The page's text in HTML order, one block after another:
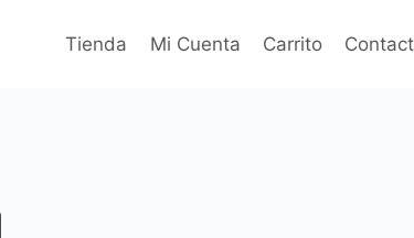
Tienda Mi Cuenta Carrito